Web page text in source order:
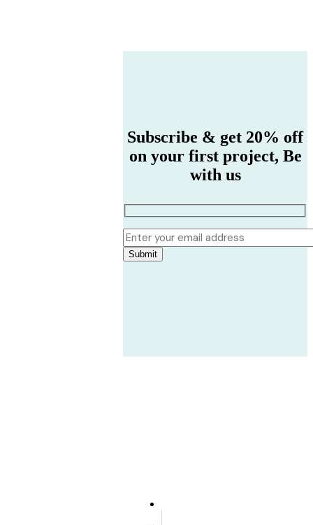
Subscribe & get 20% off
on your first project, Be
with us
Submit